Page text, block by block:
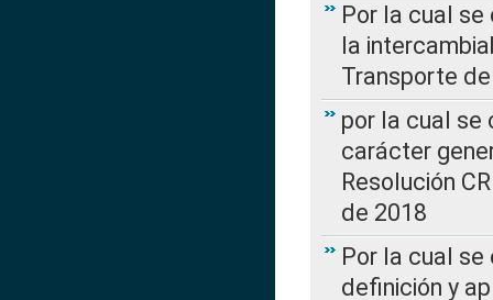
Por la cual
la
Transporte
por la cual se
carácter
Resolución
de 2018
Por la cual
definición y